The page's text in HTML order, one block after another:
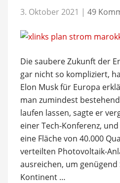
3. Oktober 2021 | 49
Die saubere Zukunft der
gar nicht so kompliziert,
Elon Musk für Europa
man zumindest
laufen lassen, sagte er
einer Tech-Konferenz,
eine Fläche von 40.000
verteilten Photovoltaik-
ausreichen, um
Kontinent …